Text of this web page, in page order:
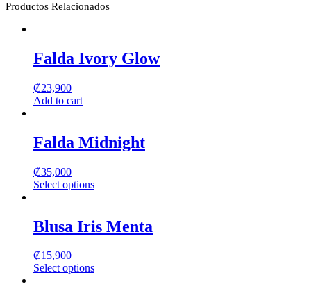
Productos Relacionados
Falda Ivory Glow
₡23,900
Add to cart
Falda Midnight
₡35,000
Select options
has
multiple
The
options
Blusa Iris Menta
₡15,900
Select options